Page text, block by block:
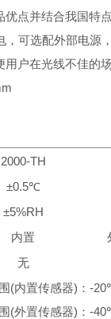
点并结合我国特
可选配外部电源
户在光线不佳的
2000-TH
±0.5℃
±5%RH
内置
无
(内置传感器)： -20
(外置传感器)： -40